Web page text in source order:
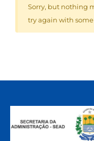
Sorry, but nothing
try again with